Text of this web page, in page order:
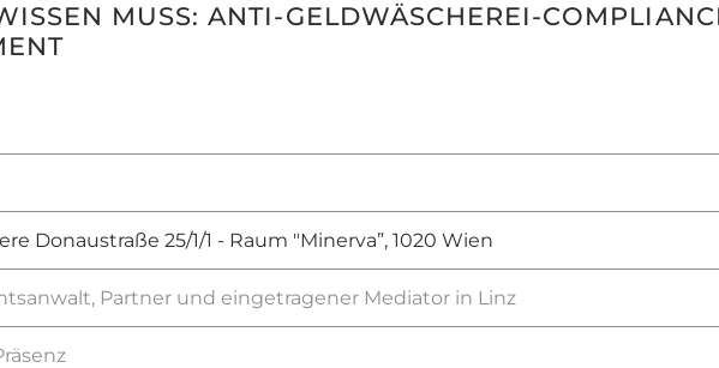
MUSS: ANTI-GELDWÄSCHEREI-
Donaustraße 25/1/1 - Raum "Minerva”, 1020 Wien
Partner und eingetragener Mediator in Linz